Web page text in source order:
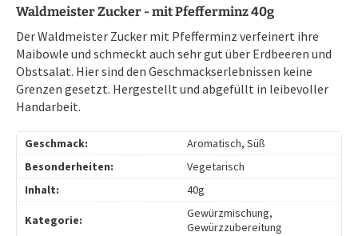
Waldmeister Zucker - mit Pfefferminz 40g
Der Waldmeister Zucker mit Pfefferminz verfeinert ihre
Maibowle und schmeckt auch sehr gut über Erdbeeren und
Obstsalat. Hier sind den Geschmackserlebnissen keine
Grenzen gesetzt. Hergestellt und abgefüllt in leibevoller
Handarbeit.
Geschmack:
Aromatisch, Süß
Besonderheiten:
Vegetarisch
Inhalt:
40g
Kategorie:
Gewürzmischung,
Gewürzzubereitung